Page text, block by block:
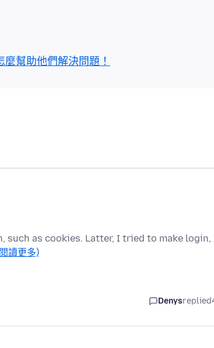
幫助他們解決問題！
such as cookies. Latter, I tried to make
讀更多)
Denysreplied